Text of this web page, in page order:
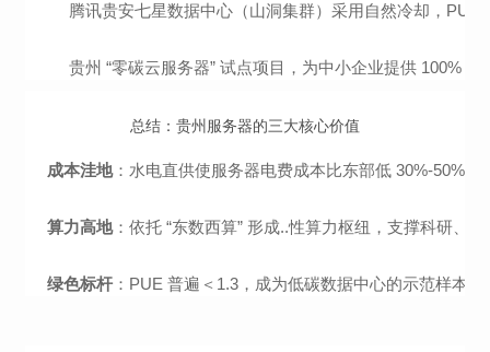
腾讯贵安七星数据中心（山洞集群）采用自然冷却，
贵州 “零碳云服务器” 试点项目，为中小企业提供 100%
总结：贵州服务器的三大核心价值
成本洼地：水电直供使服务器电费成本比东部低 30%-50%，
算力高地：依托 “东数西算” 形成..性算力枢纽，支撑科研、
绿色标杆 ：PUE 普遍＜1.3，成为低碳数据中心的示范样本。